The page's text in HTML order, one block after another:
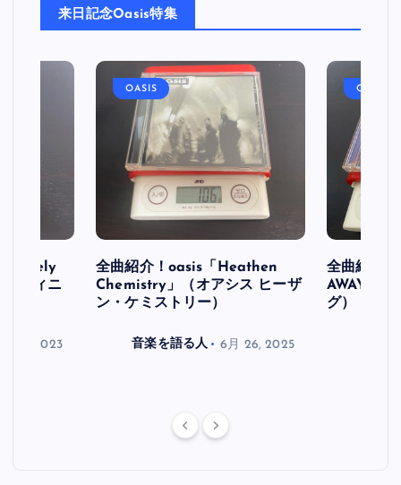
来日記念Oasis特集
フィニ
30, 2023
OASIS
全曲紹介！oasis「Heathen
Chemistry」（オアシス ヒーザ
ン・ケミストリー）
音楽を語る人 6月 26, 2025
OASIS
全曲紹介
AWAY」
グ）